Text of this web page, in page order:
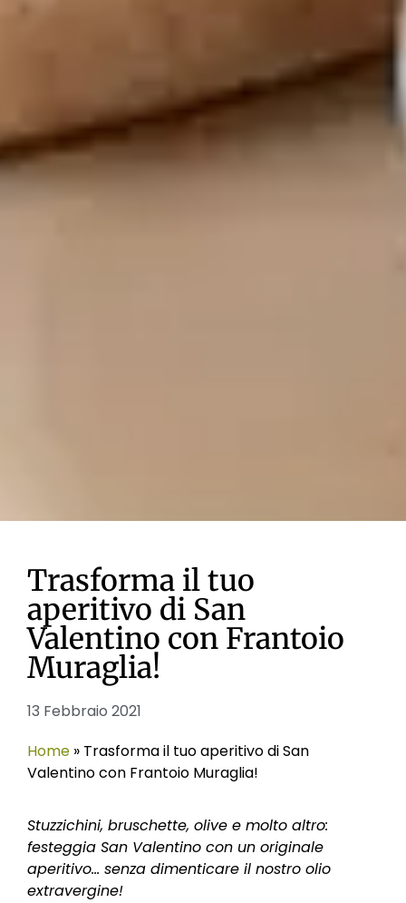
Trasforma il tuo
aperitivo di San
Valentino con Frantoio
Muraglia!
13 Febbraio 2021
Home » Trasforma il tuo aperitivo di San
Valentino con Frantoio Muraglia!
Stuzzichini, bruschette, olive e molto altro:
festeggia San Valentino con un originale
aperitivo… senza dimenticare il nostro olio
extravergine!